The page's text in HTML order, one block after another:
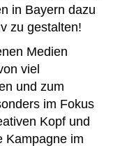
in Bayern dazu
zu gestalten!
Medien
viel
und zum
im Fokus
Kopf und
Kampagne im